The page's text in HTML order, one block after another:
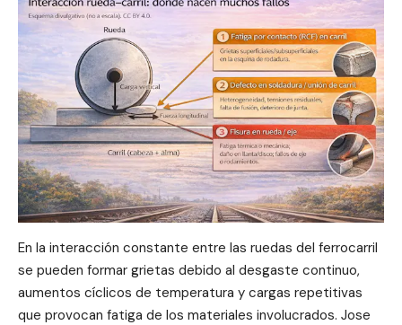
En la interacción constante entre las ruedas del ferrocarril
se pueden formar grietas debido al desgaste continuo,
aumentos cíclicos de temperatura y cargas repetitivas
que provocan fatiga de los materiales involucrados. Jose